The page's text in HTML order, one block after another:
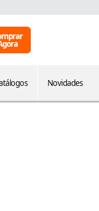
Novidades